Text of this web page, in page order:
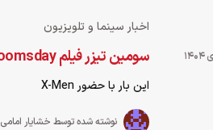
اخبار سینما و تلویزیون
سومین تیزر فیلم Avengers: Doomsday منتشر شد
این بار با حضور X-Men
نوشته شده توسط خشایار امامی